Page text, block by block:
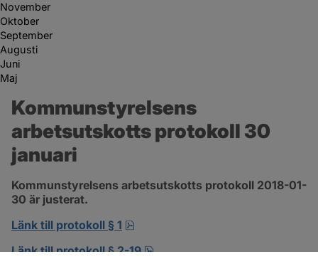
November
Oktober
September
Augusti
Juni
Maj
Kommunstyrelsens
arbetsutskotts protokoll 30
januari
Kommunstyrelsens arbetsutskotts protokoll 2018-01-
30 är justerat.
Länk till protokoll § 1
Länk till protokoll § 2-19
pdf, 302.8 kB, öppnas i nytt